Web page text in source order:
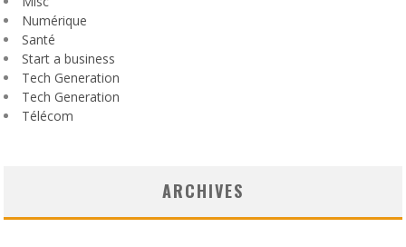
Numérique
Santé
Start a business
Tech Generation
Tech Generation
Télécom
ARCHIVES